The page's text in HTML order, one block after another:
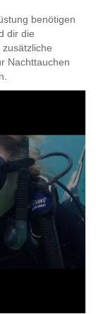
benötigen
dir die
Nachttauchen